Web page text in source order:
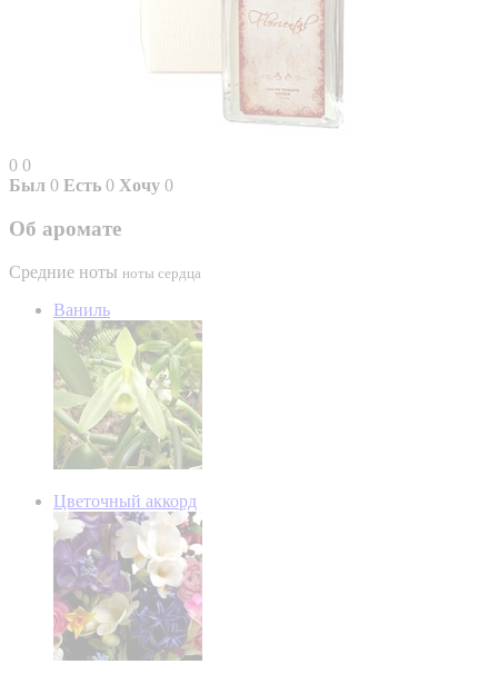
0 0
Был 0 Есть 0 Хочу 0
Об аромате
Средние ноты ноты сердца
Ваниль
Цветочный аккорд